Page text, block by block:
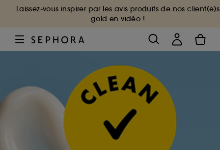
Laissez-vous inspirer par les avis produits de nos client(e)s
gold en vidéo !